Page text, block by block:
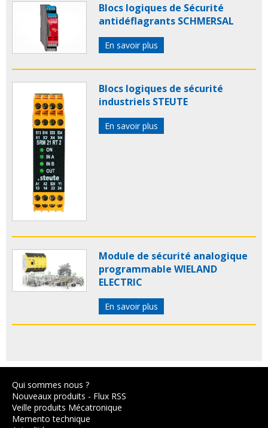
Blocs logiques de Sécurité
antidéflagrants SCHMERSAL
En savoir plus
Blocs logiques de sécurité
industriels STEUTE
En savoir plus
Module de sécurité analogique
programmable WIELAND
ELECTRIC
En savoir plus
Qui sommes nous ?
Nouveaux produits - Flux RSS
Veille produits Mécatronique
Memento technique